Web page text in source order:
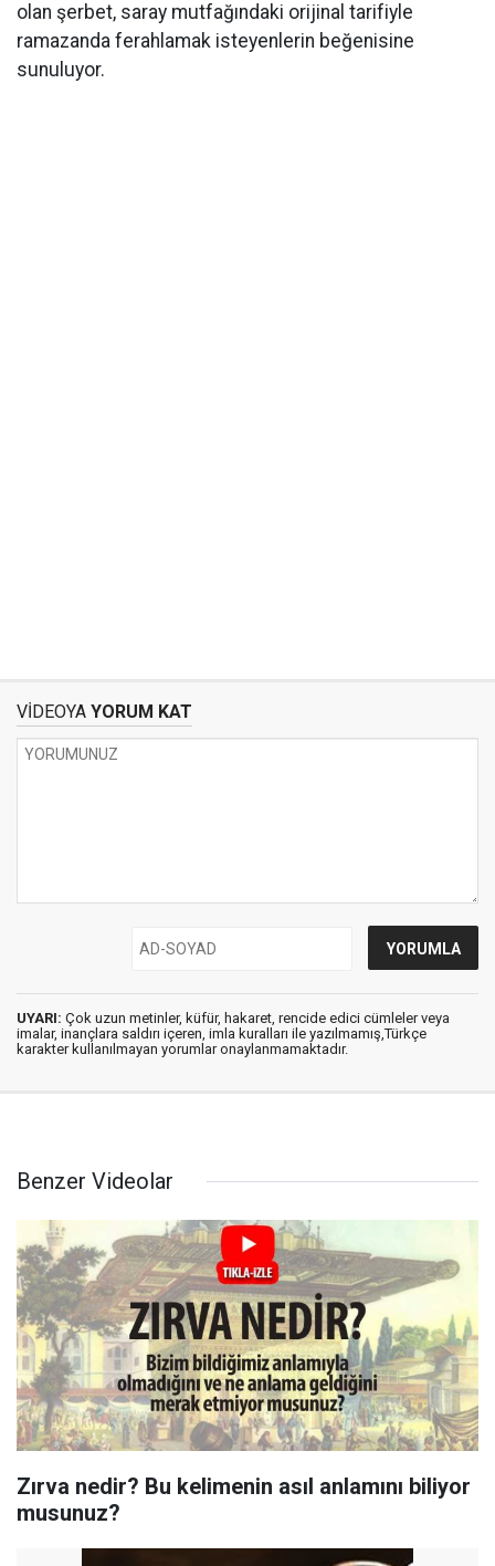
olan şerbet, saray mutfağındaki orijinal tarifiyle
ramazanda ferahlamak isteyenlerin beğenisine
sunuluyor.
VİDEOYA YORUM KAT
UYARI: Çok uzun metinler, küfür, hakaret, rencide edici cümleler veya
imalar, inançlara saldırı içeren, imla kuralları ile yazılmamış,Türkçe
karakter kullanılmayan yorumlar onaylanmamaktadır.
Benzer Videolar
Zırva nedir? Bu kelimenin asıl anlamını biliyor
musunuz?